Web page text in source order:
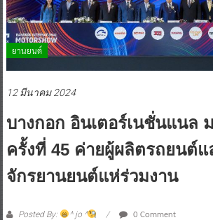
ยานยนต์
12 มีนาคม 2024
บางกอก อินเตอร์เนชั่นแนล
ครั้งที่ 45 ค่ายผู้ผลิตรถยนต์แ
จักรยานยนต์แห่ร่วมงาน
Posted By: ^ jo ^ 0 Comment